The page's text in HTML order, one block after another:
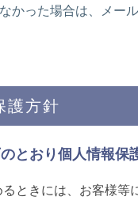
かった場合は、メー
護方針
とおり個人情報保
ときには、お客様等